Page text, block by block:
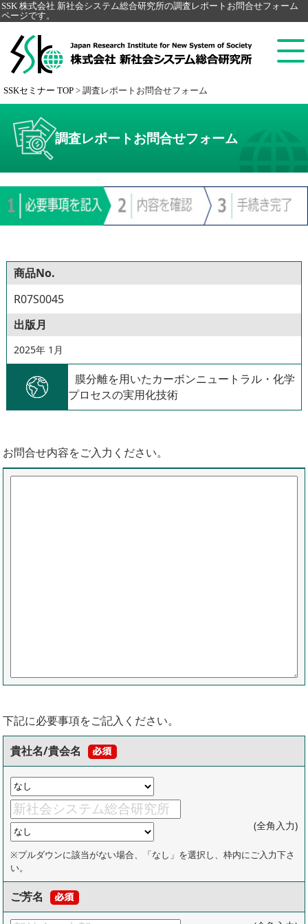
SSK 株式会社 新社会システム総合研究所の調査レポートお問合せフォーム
ページです。
SSKセミナー TOP > 調査レポートお問合せフォーム
調査レポートお問合せフォーム
商品No.
R07S0045
出版月
2025年 1月
膜分離を用いたカーボンニュートラル・化学
プロセスの実用化技術
お問合せ内容をご入力ください。
下記に必要事項をご記入ください。
貴社名/貴会名
(全角入力)
※プルダウンに該当がない場合、「なし」を選択し、枠内にご入力下さ
い。
ご芳名